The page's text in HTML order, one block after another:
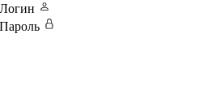
Логин
Пароль